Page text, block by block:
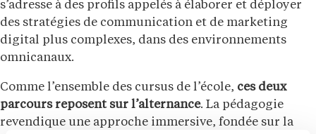
s’adresse à des profils appelés à élaborer et déployer
des stratégies de communication et de marketing
digital plus complexes, dans des environnements
omnicanaux.
Comme l’ensemble des cursus de l’école, ces deux
parcours reposent sur l’alternance. La pédagogie
revendique une approche immersive, fondée sur la